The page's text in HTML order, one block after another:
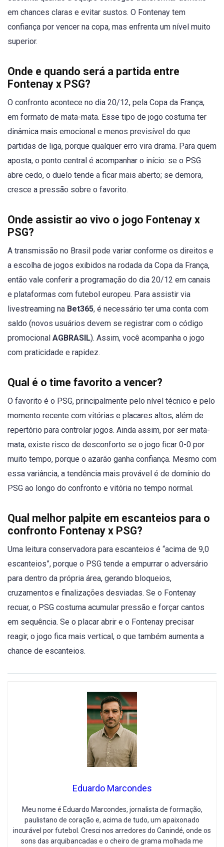
em chances claras e evitar sustos. O Fontenay tem
confiança por vencer na copa, mas enfrenta um nível muito
superior.
Onde e quando será a partida entre
Fontenay x PSG?
O confronto acontece no dia 20/12, pela Copa da França,
em formato de mata-mata. Esse tipo de jogo costuma ter
dinâmica mais emocional e menos previsível do que
partidas de liga, porque qualquer erro vira drama. Para quem
aposta, o ponto central é acompanhar o início: se o PSG
abre cedo, o duelo tende a ficar mais aberto; se demora,
cresce a pressão sobre o favorito.
Onde assistir ao vivo o jogo Fontenay x
PSG?
A transmissão no Brasil pode variar conforme os direitos e
a escolha de jogos exibidos na rodada da Copa da França,
então vale conferir a programação do dia 20/12 em canais
e plataformas com futebol europeu. Para assistir via
livestreaming na Bet365, é necessário ter uma conta com
saldo (novos usuários devem se registrar com o código
promocional AGBRASIL). Assim, você acompanha o jogo
com praticidade e rapidez.
Qual é o time favorito a vencer?
O favorito é o PSG, principalmente pelo nível técnico e pelo
momento recente com vitórias e placares altos, além de
repertório para controlar jogos. Ainda assim, por ser mata-
mata, existe risco de desconforto se o jogo ficar 0-0 por
muito tempo, porque o azarão ganha confiança. Mesmo com
essa variância, a tendência mais provável é de domínio do
PSG ao longo do confronto e vitória no tempo normal.
Qual melhor palpite em escanteios para o
confronto Fontenay x PSG?
Uma leitura conservadora para escanteios é “acima de 9,0
escanteios”, porque o PSG tende a empurrar o adversário
para dentro da própria área, gerando bloqueios,
cruzamentos e finalizações desviadas. Se o Fontenay
recuar, o PSG costuma acumular pressão e forçar cantos
em sequência. Se o placar abrir e o Fontenay precisar
reagir, o jogo fica mais vertical, o que também aumenta a
chance de escanteios.
Eduardo Marcondes
Meu nome é Eduardo Marcondes, jornalista de formação,
paulistano de coração e, acima de tudo, um apaixonado
incurável por futebol. Cresci nos arredores do Canindé, onde os
sons das arquibancadas e o cheiro de grama molhada me